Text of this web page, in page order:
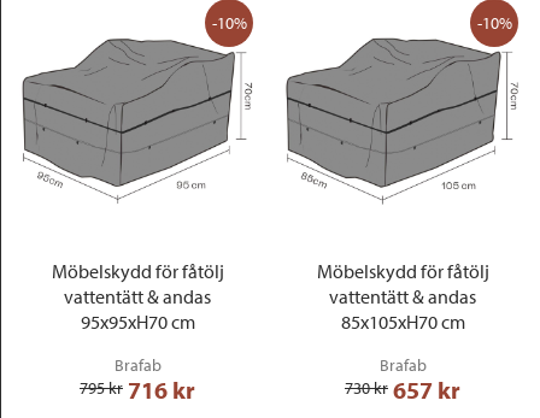
-10%
Möbelskydd för fåtölj
vattentätt & andas
95x95xH70 cm
Brafab
795 kr 716 kr
-10%
Möbelskydd för fåtölj
vattentätt & andas
85x105xH70 cm
Brafab
730 kr 657 kr